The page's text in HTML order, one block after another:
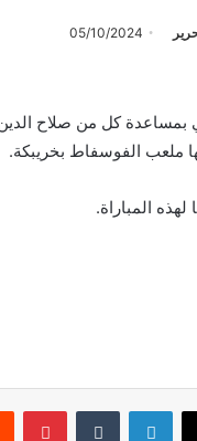
05/10/2024
كل من صلاح الدين
ملعب الفوسفاط بخريبكة.
المباراة.
لينكدإن بينتيريست